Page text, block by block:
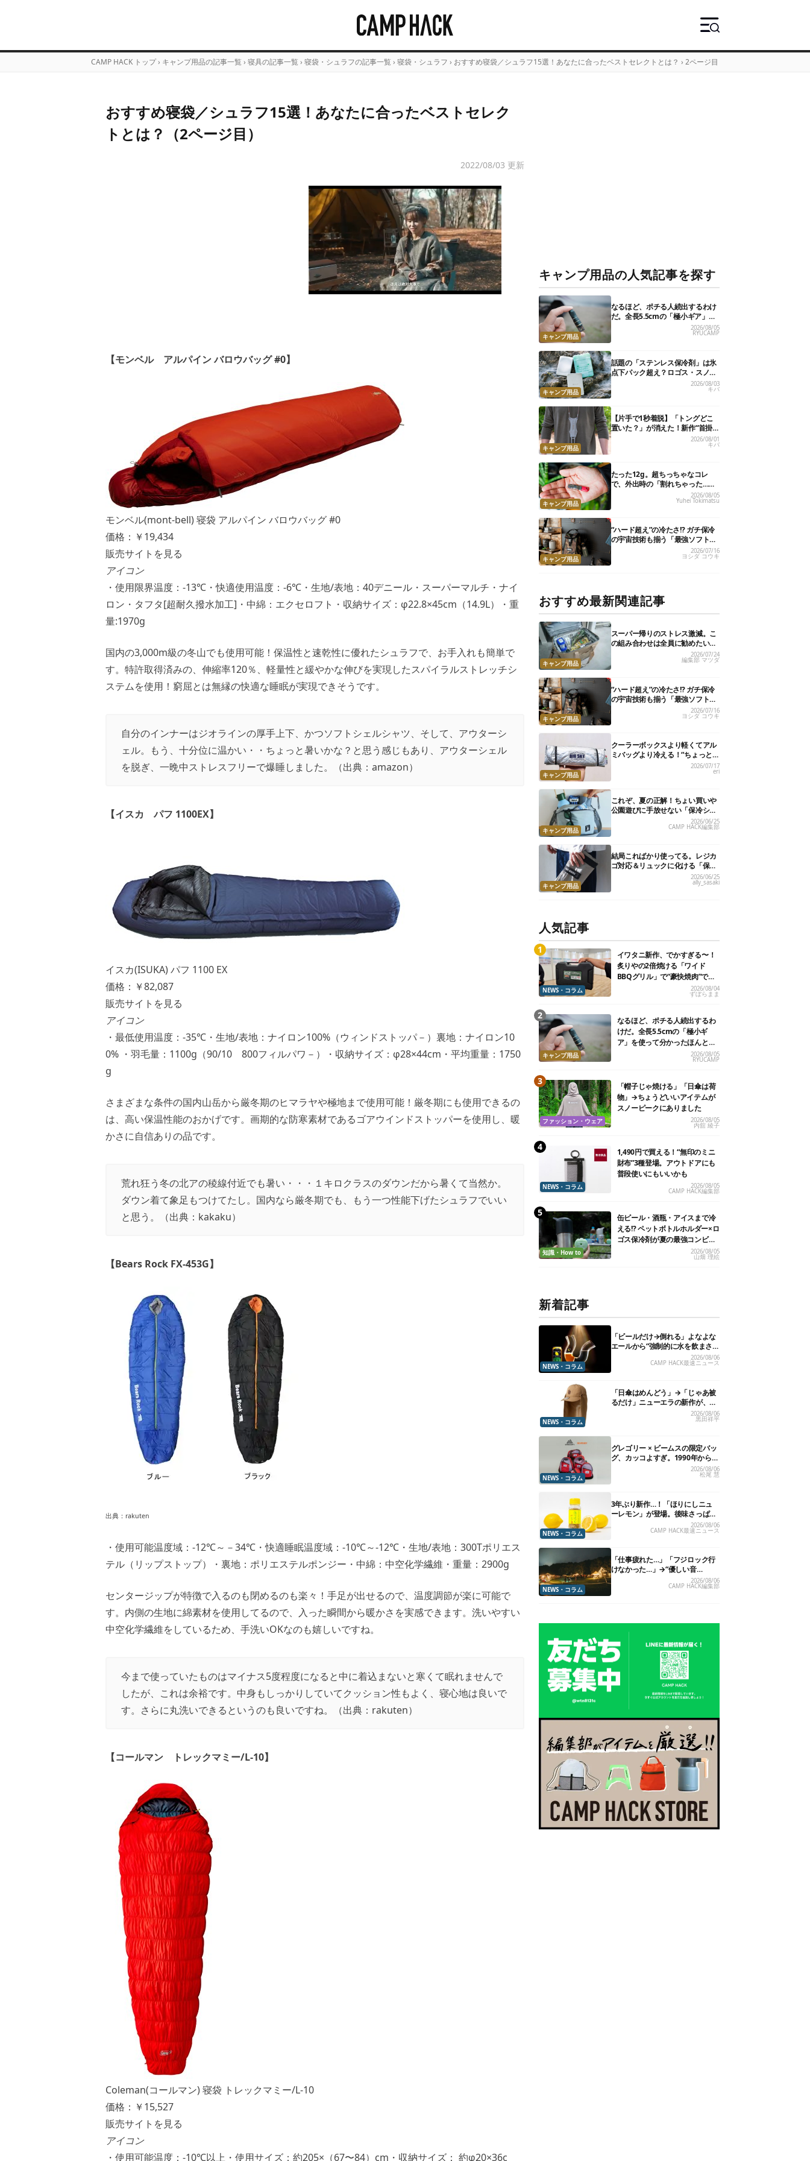
CAMP HACK トップ › キャンプ用品の記事一覧 › 寝具の記事一覧 › 寝袋・シュラフの記事一覧 › 寝袋・シュラフ › おすすめ寝袋／シュラフ15選！あなたに合ったベストセレクトとは？ › 2ページ目
おすすめ寝袋／シュラフ15選！あなたに合ったベストセレク
トとは？（2ページ目）
2022/08/03 更新
【モンベル アルパイン バロウバッグ #0】
モンベル(mont-bell) 寝袋 アルパイン バロウバッグ #0
価格：￥19,434
販売サイトを見る
アイコン
・使用限界温度：-13℃・快適使用温度：-6℃・生地/表地：40デニール・スーパーマルチ・ナイ
ロン・タフタ[超耐久撥水加工]・中綿：エクセロフト・収納サイズ：φ22.8×45cm（14.9L）・重
量:1970g
国内の3,000m級の冬山でも使用可能！保温性と速乾性に優れたシュラフで、お手入れも簡単で
す。特許取得済みの、伸縮率120％、軽量性と緩やかな伸びを実現したスパイラルストレッチシ
ステムを使用！窮屈とは無縁の快適な睡眠が実現できそうです。
自分のインナーはジオラインの厚手上下、かつソフトシェルシャツ、そして、アウターシ
ェル。もう、十分位に温かい・・ちょっと暑いかな？と思う感じもあり、アウターシェル
を脱ぎ、一晩中ストレスフリーで爆睡しました。（出典： amazon）
【イスカ パフ 1100EX】
イスカ(ISUKA) パフ 1100 EX
価格：￥82,087
販売サイトを見る
アイコン
・最低使用温度：-35℃・生地/表地：ナイロン100%（ウィンドストッパ－）裏地：ナイロン10
0% ・羽毛量：1100g（90/10 800フィルパワ－）・収納サイズ：φ28×44cm・平均重量：1750
g
さまざまな条件の国内山岳から厳冬期のヒマラヤや極地まで使用可能！厳冬期にも使用できるの
は、高い保温性能のおかげです。画期的な防寒素材であるゴアウインドストッパーを使用し、暖
かさに自信ありの品です。
荒れ狂う冬の北アの稜線付近でも暑い・・・１キロクラスのダウンだから暑くて当然か。
ダウン着て象足もつけてたし。国内なら厳冬期でも、もう一つ性能下げたシュラフでいい
と思う。（出典： kakaku）
【Bears Rock FX-453G】
出典：rakuten
・使用可能温度域：-12℃～－34℃・快適睡眠温度域：-10℃～-12℃・生地/表地：300Tポリエス
テル（リップストップ）・裏地：ポリエステルポンジー・中綿：中空化学繊維・重量：2900g
センタージップが特徴で入るのも閉めるのも楽々！手足が出せるので、温度調節が楽に可能で
す。内側の生地に綿素材を使用してるので、入った瞬間から暖かさを実感できます。洗いやすい
中空化学繊維をしているため、手洗いOKなのも嬉しいですね。
今まで使っていたものはマイナス5度程度になると中に着込まないと寒くて眠れませんで
したが、これは余裕です。中身もしっかりしていてクッション性もよく、寝心地は良いで
す。さらに丸洗いできるというのも良いですね。（出典： rakuten）
【コールマン トレックマミー/L-10】
Coleman(コールマン) 寝袋 トレックマミー/L-10
価格：￥15,527
販売サイトを見る
アイコン
・使用可能温度：-10℃以上・使用サイズ：約205×（67〜84）cm・収納サイズ： 約φ20×36c
キャンプ用品の人気記事を探す
キャンプ用品
なるほど、ポチる人続出するわけ
だ。全長5.5cmの「極小ギア」を
使って分かったほんとの魅力2026/08/05
RYUCAMP
キャンプ用品
話題の「ステンレス保冷剤」は氷
点下パック超え？ロゴス・スノー
ピーク・爆売れノーブランド品を
比べてみた
2026/08/03
キバ
キャンプ用品
【片手で1秒着脱】「トングどこ
置いた？」が消えた！新作“首掛
けトング”、男心くすぐるギミッ
2026/08/01
キバ
キャンプ用品
たった12g。超ちっちゃなコレ
で、外出時の「割れちゃった…」
2026/08/05
Yuhei Tokimatsu
キャンプ用品
“ハード超え”の冷たさ!? ガチ保冷
の宇宙技術も揃う「最強ソフトク
ーラー」17選
2026/07/16
ヨシダ コウキ
おすすめ最新関連記事
キャンプ用品
スーパー帰りのストレス激減。こ
の組み合わせは全員に勧めたい
【編集部のリアル購入品】2026/07/24
編集部 マツダ
キャンプ用品
“ハード超え”の冷たさ!? ガチ保冷
の宇宙技術も揃う「最強ソフトク
ーラー」17選
2026/07/16
ヨシダ コウキ
キャンプ用品
クーラーボックスより軽くてアル
ミバッグより冷える！“ちょっと
の保冷”に大活躍の軽量バッグ7選
2026/07/17
eri
キャンプ用品
これぞ、夏の正解！ちょい買いや
公園遊びに手放せない「保冷ショ
2026/06/25
CAMP HACK編集部
キャンプ用品
結局こればかり使ってる。レジカ
ゴ対応＆リュックに化ける「保冷
2026/06/25
ally_sasaki
人気記事
NEWS・コラム
イワタニ新作、でかすぎる〜！
炙りやの2倍焼ける「ワイド
BBQグリル」で“豪快焼肉”でき
2026/08/04
ずぼらまま
キャンプ用品
なるほど、ポチる人続出するわ
けだ。全長5.5cmの「極小ギ
ア」を使って分かったほんとの
2026/08/05
RYUCAMP
ファッション・ウェア
「帽子じゃ焼ける」「日傘は荷
物」→ちょうどいいアイテムが
スノーピークにありました
2026/08/05
内舘 綾子
NEWS・コラム
1,490円で買える！“無印のミニ
財布”3種登場。アウトドアにも
普段使いにもいいかも
2026/08/05
CAMP HACK編集部
知識・How to
缶ビール・酒瓶・アイスまで冷
える!? ペットボトルホルダー×ロ
ゴス保冷剤が夏の最強コンビだ
2026/08/05
山畑 理絵
新着記事
NEWS・コラム
「ビールだけ→倒れる」よなよな
エールから“強制的に水を飲まさ
2026/08/06
CAMP HACK最速ニュース
NEWS・コラム
「日傘はめんどう」→「じゃあ被
るだけ」ニューエラの新作が、真
2026/08/06
黒田祥平
NEWS・コラム
グレゴリー × ビームスの限定バッ
グ、カッコよすぎ。1990年から“3
年のみ使用”されていた、紫タグ
2026/08/06
松尾 慧
NEWS・コラム
3年ぶり新作…！「ほりにしニュ
ーレモン」が登場。後味さっぱり
の万能スパイス！【8月21日発
2026/08/06
CAMP HACK最速ニュース
NEWS・コラム
「仕事疲れた…」「フジロック行
けなかった…」→“優しい音
楽”と“大きな自然”で治癒。まだ間
2026/08/06
CAMP HACK編集部